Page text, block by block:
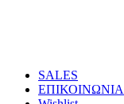
SALES
ΕΠΙΚΟΙΝΩΝΙΑ